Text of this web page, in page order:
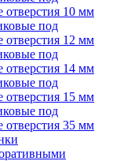
отверстия 10 мм
под
отверстия 12 мм
под
отверстия 14 мм
под
отверстия 15 мм
под
отверстия 35 мм